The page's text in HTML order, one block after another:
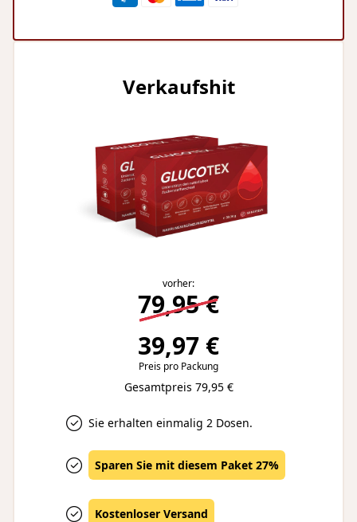
Verkaufshit
vorher:
79,95 €
39,97 €
Preis pro Packung
Gesamtpreis 79,95 €
Sie erhalten einmalig 2 Dosen.
Sparen Sie mit diesem Paket 27%
Kostenloser Versand